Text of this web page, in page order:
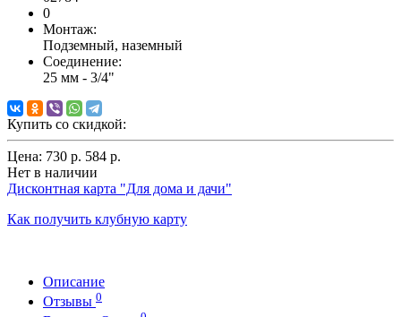
0
Монтаж:
Подземный, наземный
Соединение:
25 мм - 3/4"
Купить со скидкой:
Цена: 730 р. 584 р.
Нет в наличии
Дисконтная карта "Для дома и дачи"
Как получить клубную карту
Описание
Отзывы 0